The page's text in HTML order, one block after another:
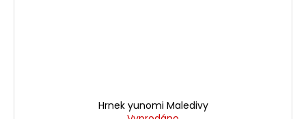
Hrnek yunomi Maledivy